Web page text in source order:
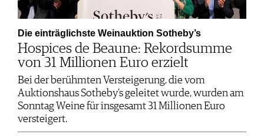
Die einträglichste Weinauktion Sotheby’s
Hospices de Beaune: Rekordsumme
von 31 Millionen Euro erzielt
Bei der berühmten Versteigerung, die vom
Auktionshaus Sotheby’s geleitet wurde, wurden am
Sonntag Weine für insgesamt 31 Millionen Euro
versteigert.